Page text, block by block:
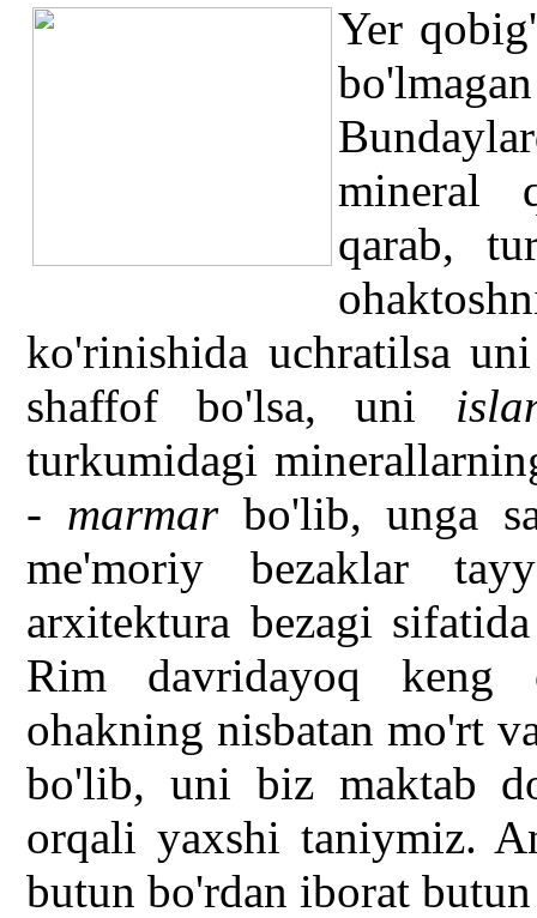
Yer
mineral
qarab,
ko'rinishida uchratilsa
shaffof bo'lsa, uni
turkumidagi
- marmarbo'lib, unga
me'moriy bezaklar
arxitektura bezagi
Rim davridayoq keng
ohakning nisbatan mo'rt
bo'lib, uni biz maktab
orqali yaxshi taniymiz.
butun bo'rdan iborat